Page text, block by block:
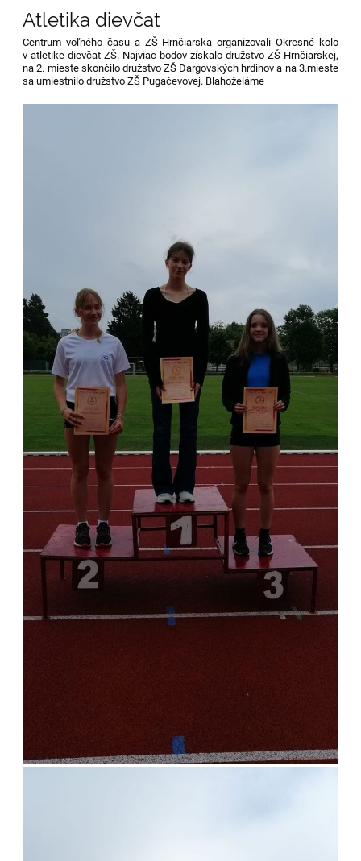
Atletika dievčat
Centrum voľného času a ZŠ Hrnčiarska organizovali Okresné kolo
v atletike dievčat ZŠ. Najviac bodov získalo družstvo ZŠ Hrnčiarskej,
na 2. mieste skončilo družstvo ZŠ Dargovských hrdinov a na 3.mieste
sa umiestnilo družstvo ZŠ Pugačevovej. Blahoželáme